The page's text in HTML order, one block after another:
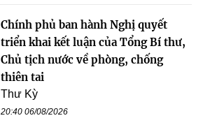
Chính phủ ban hành Nghị quyết
triển khai kết luận của Tổng Bí thư,
Chủ tịch nước về phòng, chống
thiên tai
Thư Kỳ
20:40 06/08/2026